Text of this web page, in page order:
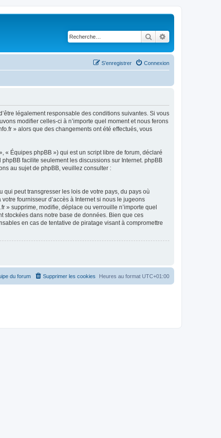
Rechercher
Connexion
S’enregistrer
légalement responsable des conditions suivantes. Si vous
modifier celles-ci à n’importe quel moment et nous ferons
» alors que des changements ont été effectués, vous
« Équipes phpBB ») qui est un script libre de forum, déclaré
phpBB facilite seulement les discussions sur Internet. phpBB
au sujet de phpBB, veuillez consulter :
peut transgresser les lois de votre pays, du pays où
fournisseur d’accès à Internet si nous le jugeons
» supprime, modifie, déplace ou verrouille n’importe quel
stockées dans notre base de données. Bien que ces
en cas de tentative de piratage visant à compromettre
Heures au format UTC+01:00
Supprimer les cookies
du forum